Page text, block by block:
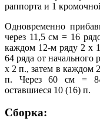
раппорта и 1
Одновременно
через 11,5 см = 16
каждом 12-м ряду 2 х
64 ряда от начального
х 2 п., затем в каждом
п. Через 60 см = 84
оставшиеся 10 (16) п.
Сборка: